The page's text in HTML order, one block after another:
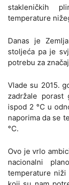
stakleničkih
temperature
Danas je
stoljeća pa je
potrebu za
Vlade su 2015.
zadržale porast
ispod 2 °C u
naporima da se
°C.
Ovo je vrlo
nacionalni
temperature niži